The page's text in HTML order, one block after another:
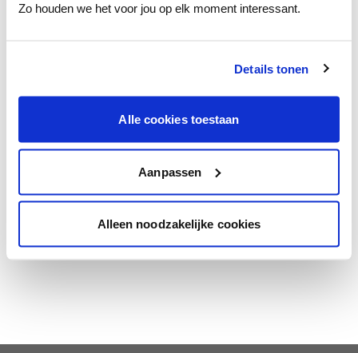
Zo houden we het voor jou op elk moment interessant.
Details tonen
Alle cookies toestaan
Aanpassen
Alleen noodzakelijke cookies
Kleuradvies aan huis
en je meubels.
Krijg ineens een technologische check-up
van je muren.